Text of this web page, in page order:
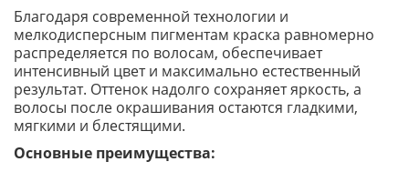
Благодаря современной технологии и
мелкодисперсным пигментам краска равномерно
распределяется по волосам, обеспечивает
интенсивный цвет и максимально естественный
результат. Оттенок надолго сохраняет яркость, а
волосы после окрашивания остаются гладкими,
мягкими и блестящими.
Основные преимущества: